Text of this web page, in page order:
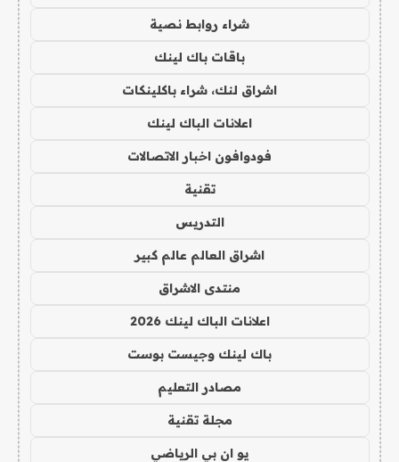
شراء روابط نصية
باقات باك لينك
اشراق لنك، شراء باكلينكات
اعلانات الباك لينك
فودوافون اخبار الاتصالات
تقنية
التدريس
اشراق العالم عالم كبير
منتدى الاشراق
اعلانات الباك لينك 2026
باك لينك وجيست بوست
مصادر التعليم
مجلة تقنية
يو ان بي الرياضي